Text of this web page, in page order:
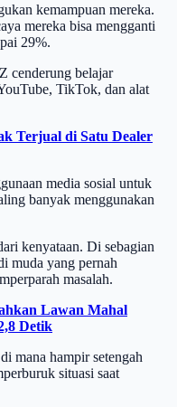
kemampuan mereka.
mereka bisa mengganti
29%.
cenderung belajar
TikTok, dan alat
Terjual di Satu Dealer
media sosial untuk
banyak menggunakan
kenyataan. Di sebagian
muda yang pernah
masalah.
Lawan Mahal
Detik
mana hampir setengah
situasi saat